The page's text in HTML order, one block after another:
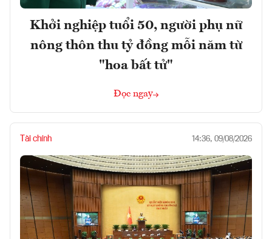
Khởi nghiệp tuổi 50, người phụ nữ
nông thôn thu tỷ đồng mỗi năm từ
"hoa bất tử"
Đọc ngay
Tài chính 14:36, 09/08/2026